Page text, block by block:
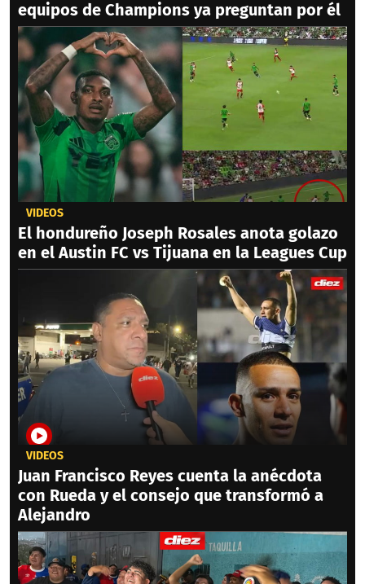
equipos de Champions ya preguntan por él
VIDEOS
El hondureño Joseph Rosales anota golazo
en el Austin FC vs Tijuana en la Leagues Cup
VIDEOS
Juan Francisco Reyes cuenta la anécdota
con Rueda y el consejo que transformó a
Alejandro